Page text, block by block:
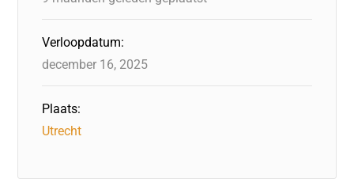
Verloopdatum:
december 16, 2025
Plaats:
Utrecht